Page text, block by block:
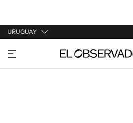
URUGUAY
URUGUAY
ARGENTINA